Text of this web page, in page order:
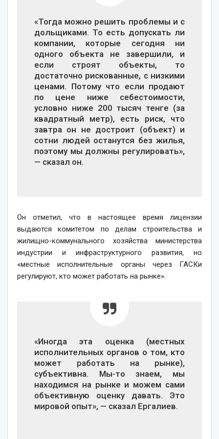
«Тогда можно решить проблемы и с
дольщиками. То есть допускать ли
компании, которые сегодня ни
одного объекта не завершили, и
если строят объекты, то
достаточно рискованные, с низкими
ценами. Потому что если продают
по цене ниже себестоимости,
условно ниже 200 тысяч тенге (за
квадратный метр), есть риск, что
завтра он не достроит (объект) и
сотни людей останутся без жилья,
поэтому мы должны регулировать»,
— сказал он.
Он отметил, что в настоящее время лицензии
выдаются комитетом по делам строительства и
жилищно-коммунального хозяйства министерства
индустрии и инфраструктурного развития, но
«местные исполнительные органы через ГАСКи
регулируют, кто может работать на рынке».
«Иногда эта оценка (местных
исполнительных органов о том, кто
может работать на рынке),
субъективна. Мы-то знаем, мы
находимся на рынке и можем сами
объективную оценку давать. Это
мировой опыт», — сказал Ергалиев.